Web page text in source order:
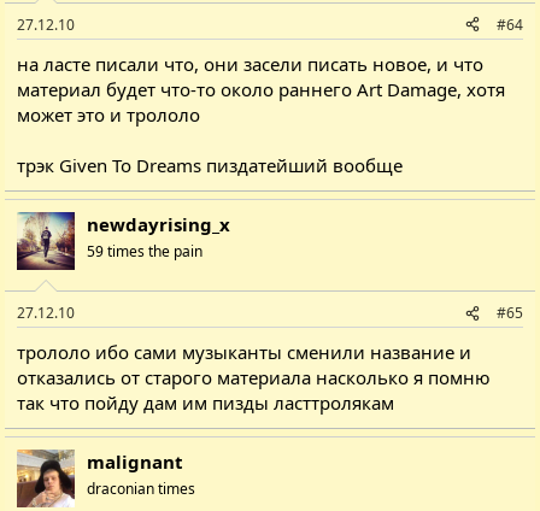
27.12.10 #64
на ласте писали что, они засели писать новое, и что
материал будет что-то около раннего Art Damage, хотя
может это и трололо
трэк Given To Dreams пиздатейший вообще
newdayrising_x
59 times the pain
27.12.10 #65
трололо ибо сами музыканты сменили название и
отказались от старого материала насколько я помню
так что пойду дам им пизды ласттролякам
malignant
draconian times